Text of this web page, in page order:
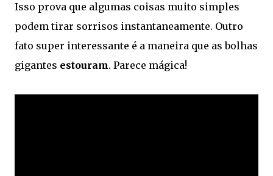
Isso prova que algumas coisas muito simples
podem tirar sorrisos instantaneamente. Outro
fato super interessante é a maneira que as bolhas
gigantes estouram. Parece mágica!